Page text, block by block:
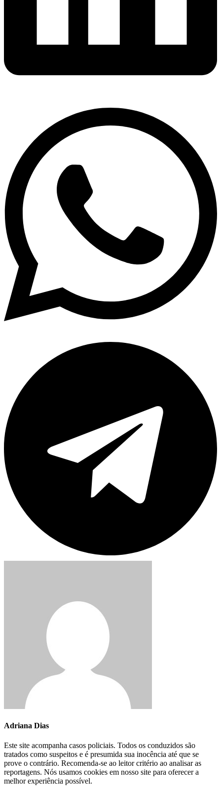
Adriana Dias
Este site acompanha casos policiais. Todos os conduzidos são
tratados como suspeitos e é presumida sua inocência até que se
prove o contrário. Recomenda-se ao leitor critério ao analisar as
reportagens. Nós usamos cookies em nosso site para oferecer a
melhor experiência possível.